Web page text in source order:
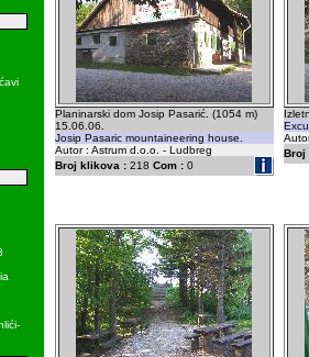
Planinarski dom Josip Pasarić. (1054 m)
15.06.06.
Josip Pasaric mountaineering house.
Autor : Astrum d.o.o. - Ludbreg
Broj klikova :218 Com :0
Broj